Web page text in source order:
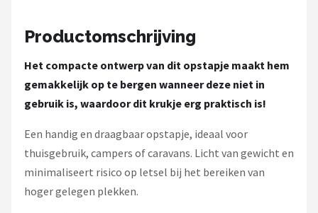
Productomschrijving
Het compacte ontwerp van dit opstapje maakt hem
gemakkelijk op te bergen wanneer deze niet in
gebruik is, waardoor dit krukje erg praktisch is!
Een handig en draagbaar opstapje, ideaal voor
thuisgebruik, campers of caravans. Licht van gewicht en
minimaliseert risico op letsel bij het bereiken van
hoger gelegen plekken.